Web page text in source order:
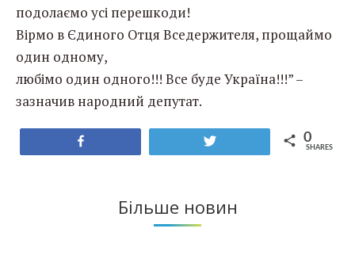
подолаємо усі перешкоди!
Вірмо в Єдиного Отця Вседержителя, прощаймо
один одному,
любімо один одного!!! Все буде Україна!!!” –
зазначив народний депутат.
0
SHARES
Більше новин